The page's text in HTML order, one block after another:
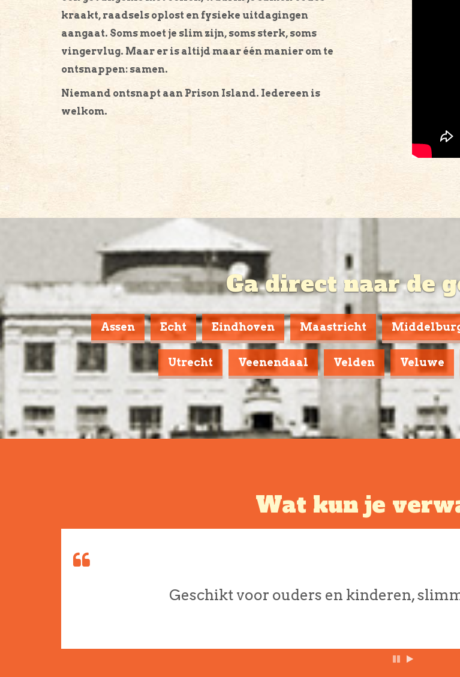
kraakt, raadsels oplost en fysieke uitdagingen
aangaat. Soms moet je slim zijn, soms sterk, soms
vingervlug. Maar er is altijd maar één manier om te
ontsnappen: samen.
Niemand ontsnapt aan Prison Island. Iedereen is
welkom.
Ga direct naar de
Assen Echt Eindhoven Maastricht
Utrecht Veenendaal Velden Veluwe
Wat kun je
Geschikt voor ouders en kinderen,